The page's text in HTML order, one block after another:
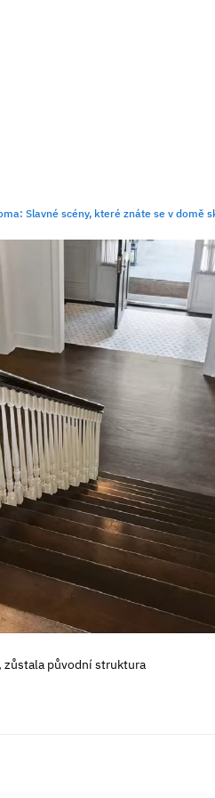
scény, které znáte se v domě skutečně nikdy
původní struktura